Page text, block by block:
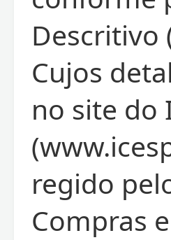
Descritivo
Cujos
no site do
regido
Compras